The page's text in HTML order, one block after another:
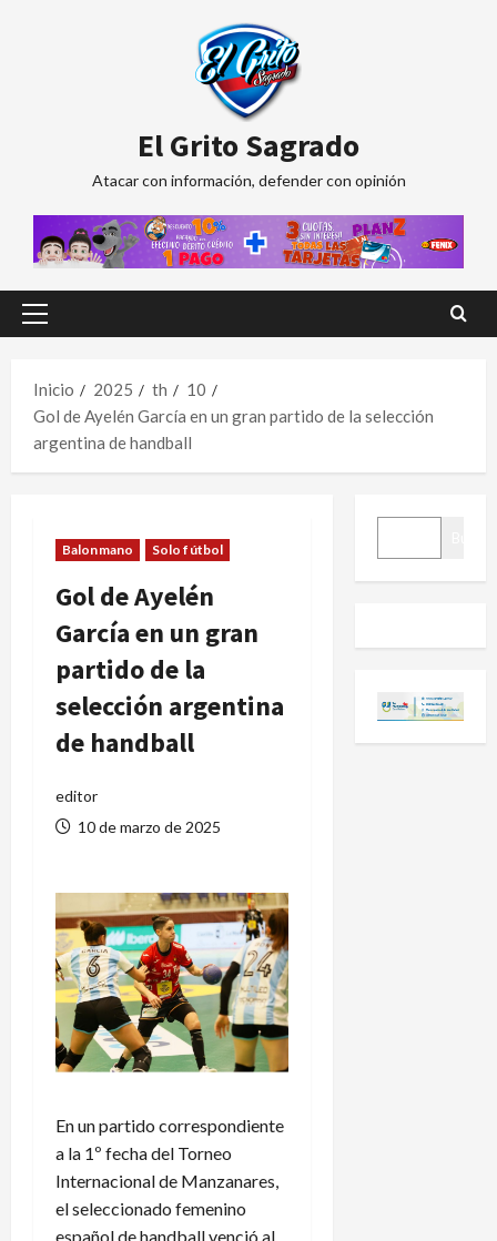
El Grito Sagrado
Atacar con información, defender con opinión
Menú
Inicio
2025 th
10
Gol de Ayelén García en un gran partido de la selección
argentina de handball
Balonmano Solo fútbol
Gol de Ayelén
García en un gran
partido de la
selección argentina
de handball
editor
10 de marzo de 2025
En un partido correspondiente
a la 1º fecha del Torneo
Internacional de Manzanares,
el seleccionado femenino
español de handball venció al